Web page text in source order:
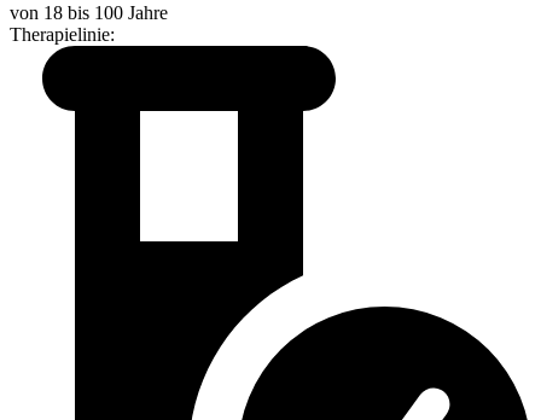
von 18 bis 100 Jahre
Therapielinie: